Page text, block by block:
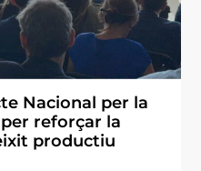
Nacional per la
reforçar la
productiu